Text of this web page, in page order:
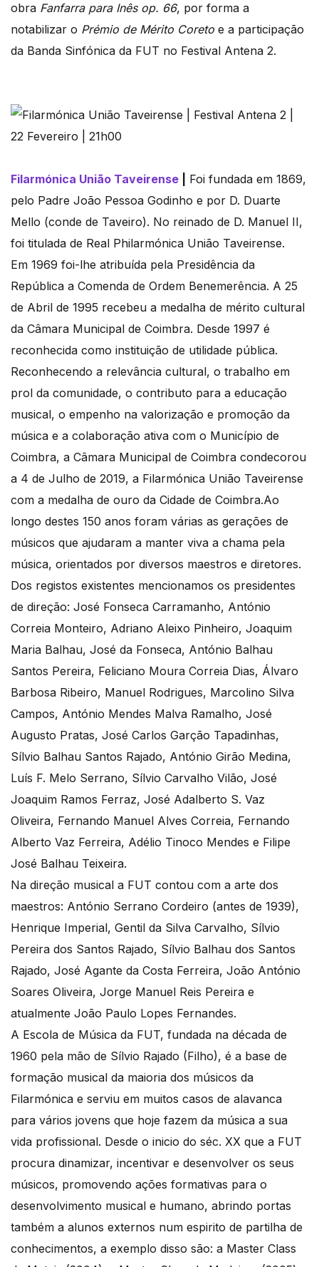
obra Fanfarra para Inês op. 66, por forma a
notabilizar o Prémio de Mérito Coreto e a participação
da Banda Sinfónica da FUT no Festival Antena 2.
Filarmónica União Taveirense
Foi fundada em 1869,
pelo Padre João Pessoa Godinho e por D. Duarte
Mello (conde de Taveiro). No reinado de D. Manuel II,
foi titulada de Real Philarmónica União Taveirense.
Em 1969 foi-lhe atribuída pela Presidência da
República a Comenda de Ordem Benemerência. A 25
de Abril de 1995 recebeu a medalha de mérito cultural
da Câmara Municipal de Coimbra. Desde 1997 é
reconhecida como instituição de utilidade pública.
Reconhecendo a relevância cultural, o trabalho em
prol da comunidade, o contributo para a educação
musical, o empenho na valorização e promoção da
música e a colaboração ativa com o Município de
Coimbra, a Câmara Municipal de Coimbra condecorou
a 4 de Julho de 2019, a Filarmónica União Taveirense
com a medalha de ouro da Cidade de Coimbra.Ao
longo destes 150 anos foram várias as gerações de
músicos que ajudaram a manter viva a chama pela
música, orientados por diversos maestros e diretores.
Dos registos existentes mencionamos os presidentes
de direção: José Fonseca Carramanho, António
Correia Monteiro, Adriano Aleixo Pinheiro, Joaquim
Maria Balhau, José da Fonseca, António Balhau
Santos Pereira, Feliciano Moura Correia Dias, Álvaro
Barbosa Ribeiro, Manuel Rodrigues, Marcolino Silva
Campos, António Mendes Malva Ramalho, José
Augusto Pratas, José Carlos Garção Tapadinhas,
Sílvio Balhau Santos Rajado, António Girão Medina,
Luís F. Melo Serrano, Sílvio Carvalho Vilão, José
Joaquim Ramos Ferraz, José Adalberto S. Vaz
Oliveira, Fernando Manuel Alves Correia, Fernando
Alberto Vaz Ferreira, Adélio Tinoco Mendes e Filipe
José Balhau Teixeira.
Na direção musical a FUT contou com a arte dos
maestros: António Serrano Cordeiro (antes de 1939),
Henrique Imperial, Gentil da Silva Carvalho, Sílvio
Pereira dos Santos Rajado, Sílvio Balhau dos Santos
Rajado, José Agante da Costa Ferreira, João António
Soares Oliveira, Jorge Manuel Reis Pereira e
atualmente João Paulo Lopes Fernandes.
A Escola de Música da FUT, fundada na década de
1960 pela mão de Sílvio Rajado (Filho), é a base de
formação musical da maioria dos músicos da
Filarmónica e serviu em muitos casos de alavanca
para vários jovens que hoje fazem da música a sua
vida profissional. Desde o inicio do séc. XX que a FUT
procura dinamizar, incentivar e desenvolver os seus
músicos, promovendo ações formativas para o
desenvolvimento musical e humano, abrindo portas
também a alunos externos num espirito de partilha de
conhecimentos, a exemplo disso são: a Master Class